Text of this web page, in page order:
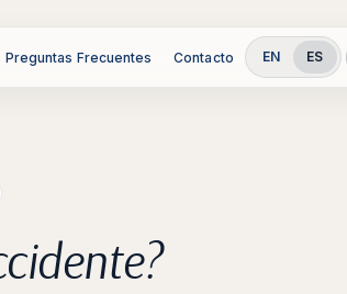
Preguntas Frecuentes Contacto EN ES